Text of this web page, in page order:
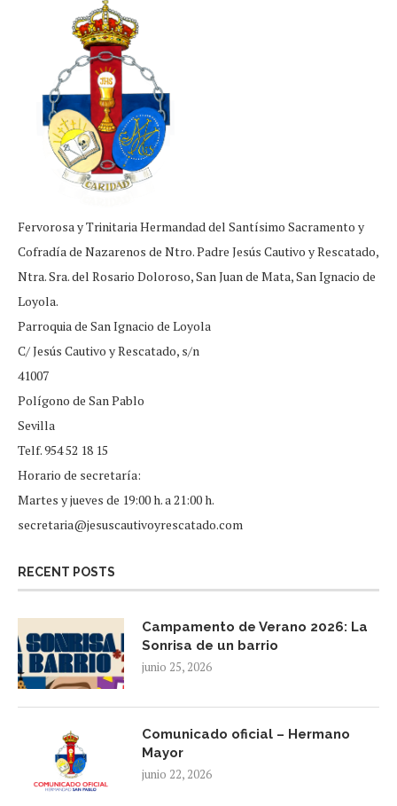
Fervorosa y Trinitaria Hermandad del Santísimo Sacramento y
Cofradía de Nazarenos de Ntro. Padre Jesús Cautivo y Rescatado,
Ntra. Sra. del Rosario Doloroso, San Juan de Mata, San Ignacio de
Loyola.
Parroquia de San Ignacio de Loyola
C/ Jesús Cautivo y Rescatado, s/n
41007
Polígono de San Pablo
Sevilla
Telf. 954 52 18 15
Horario de secretaría:
Martes y jueves de 19:00 h. a 21:00 h.
secretaria@jesuscautivoyrescatado.com
RECENT POSTS
Campamento de Verano 2026: La
Sonrisa de un barrio
junio 25, 2026
Comunicado oficial – Hermano
Mayor
junio 22, 2026